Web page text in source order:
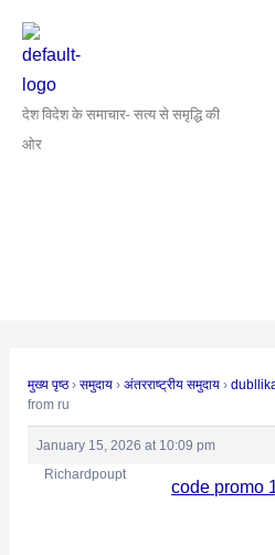
content
देश विदेश के समाचार- सत्य से समृद्धि की
ओर
मुख्य पृष्ठ › समुदाय › अंतरराष्ट्रीय समुदाय ›
from ru
January 15, 2026 at 10:09 pm
Richardpoupt
code promo
navigation